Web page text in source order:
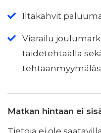
Iltakahvit
Vierailu
taidetehtaalla
Matkan hintaan ei
Tietoja ei ole saatavilla